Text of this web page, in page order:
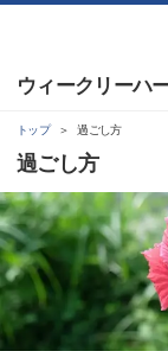
ウィークリーハ
トップ 過ごし方
過ごし方